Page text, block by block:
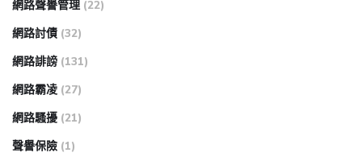
網路聲譽管理 (22)
網路討債 (32)
網路誹謗 (131)
網路霸凌 (27)
網路騷擾 (21)
聲譽保險 (1)